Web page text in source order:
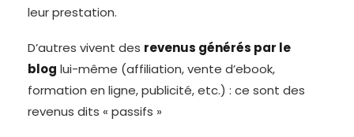
leur prestation.
D’autres vivent des revenus générés par le
blog lui-même (affiliation, vente d’ebook,
formation en ligne, publicité, etc.) : ce sont des
revenus dits « passifs »